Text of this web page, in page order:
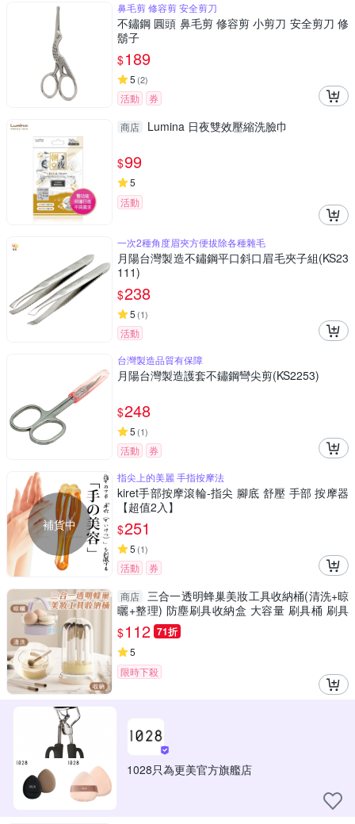
鼻毛剪 修容剪 安全剪刀
不鏽鋼 圓頭 鼻毛剪 修容剪 小剪刀 安全剪刀 修
鬍子
$189
5 (2)
活動 券
商店 Lumina 日夜雙效壓縮洗臉巾
$99
5
活動
一次2種角度眉夾方便拔除各種雜毛
月陽台灣製造不鏽鋼平口斜口眉毛夾子組(KS23
111)
$238
5 (1)
活動
台灣製造品質有保障
月陽台灣製造護套不鏽鋼彎尖剪(KS2253)
$248
5 (1)
活動 券
補貨中
指尖上的美麗 手指按摩法
kiret手部按摩滾輪-指尖 腳底 舒壓 手部 按摩器
【超值2入】
$251
5 (1)
活動 券
商店 三合一透明蜂巢美妝工具收納桶(清洗+晾
曬+整理) 防塵刷具收納盒 大容量 刷具桶 刷具
清洗器
$112 71折
5
限時下殺
1028只為更美官方旗艦店